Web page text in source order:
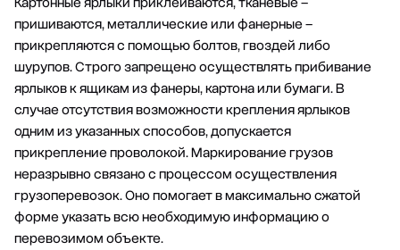
пришиваются, металлические или фанерные –
прикрепляются с помощью болтов, гвоздей либо
шурупов. Строго запрещено осуществлять прибивание
ярлыков к ящикам из фанеры, картона или бумаги. В
случае отсутствия возможности крепления ярлыков
одним из указанных способов, допускается
прикрепление проволокой. Маркирование грузов
неразрывно связано с процессом осуществления
грузоперевозок. Оно помогает в максимально сжатой
форме указать всю необходимую информацию о
перевозимом объекте.